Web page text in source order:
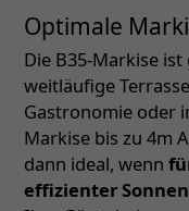
Optimale
Die B35-Markise
weitläufige
Gastronomie oder
Markise bis zu 4m
dann ideal, wenn
effizienter